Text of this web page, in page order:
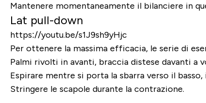
Mantenere momentaneamente il bilanciere in
Lat pull-down
https://youtu.be/s1J9sh9yHjc
Per ottenere la massima efficacia, le serie di
Palmi rivolti in avanti, braccia distese davanti a
Espirare mentre si porta la sbarra verso il
Stringere le scapole durante la contrazione.